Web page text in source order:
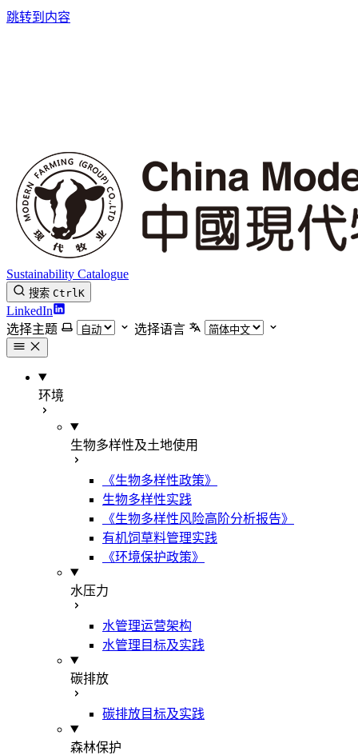
跳转到内容
Sustainability Catalogue
搜索 CtrlK
LinkedIn
选择主题
选择语言
环境
生物多样性及土地使用
《生物多样性政策》
生物多样性实践
《生物多样性风险高阶分析报告》
有机饲草料管理实践
《环境保护政策》
水压力
水管理运营架构
水管理目标及实践
碳排放
碳排放目标及实践
森林保护